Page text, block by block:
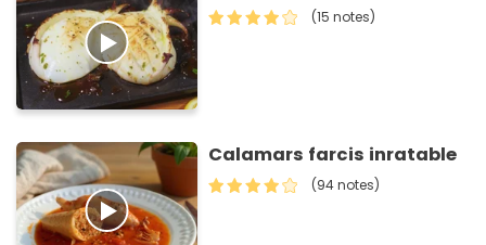
(15 notes)
Calamars farcis inratable
(94 notes)